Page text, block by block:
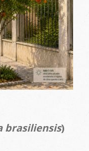
brasiliensis)